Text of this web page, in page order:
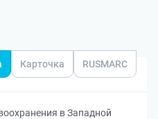
Карточка RUSMARC
в Западной